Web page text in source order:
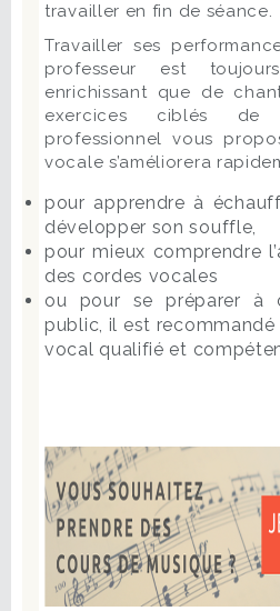
travailler en fin de séance.
Travailler ses
professeur est
enrichissant que de
exercices ciblés
professionnel vous
vocale s’améliorera
pour apprendre à
développer son souffle,
pour mieux comprendre
des cordes vocales
ou pour se préparer à
public, il est recommandé
vocal qualifié et